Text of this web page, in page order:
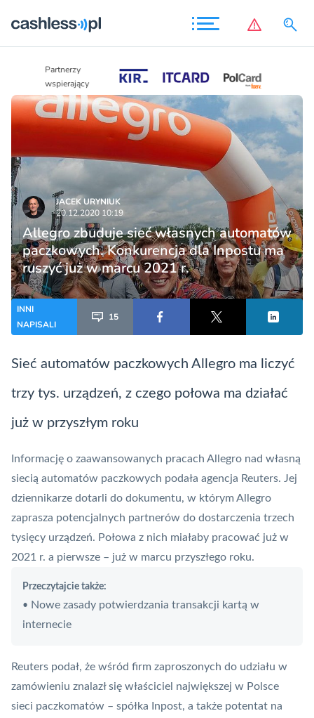
Partnerzy
wspierający
JACEK URYNIUK
20.12.2020 10:19
Allegro zbuduje sieć własnych automatów
paczkowych. Konkurencja dla Inpostu ma
ruszyć już w marcu 2021 r.
INNI
NAPISALI
15
Sieć automatów paczkowych Allegro ma liczyć
trzy tys. urządzeń, z czego połowa ma działać
już w przyszłym roku
Informację o zaawansowanych pracach Allegro nad własną
siecią automatów paczkowych podała agencja Reuters. Jej
dziennikarze dotarli do dokumentu, w którym Allegro
zaprasza potencjalnych partnerów do dostarczenia trzech
tysięcy urządzeń. Połowa z nich miałaby pracować już w
2021 r. a pierwsze – już w marcu przyszłego roku.
Przeczytajcie także:
• Nowe zasady potwierdzania transakcji kartą w
internecie
Reuters podał, że wśród firm zaproszonych do udziału w
zamówieniu znalazł się właściciel największej w Polsce
sieci paczkomatów – spółka Inpost, a także potentat na